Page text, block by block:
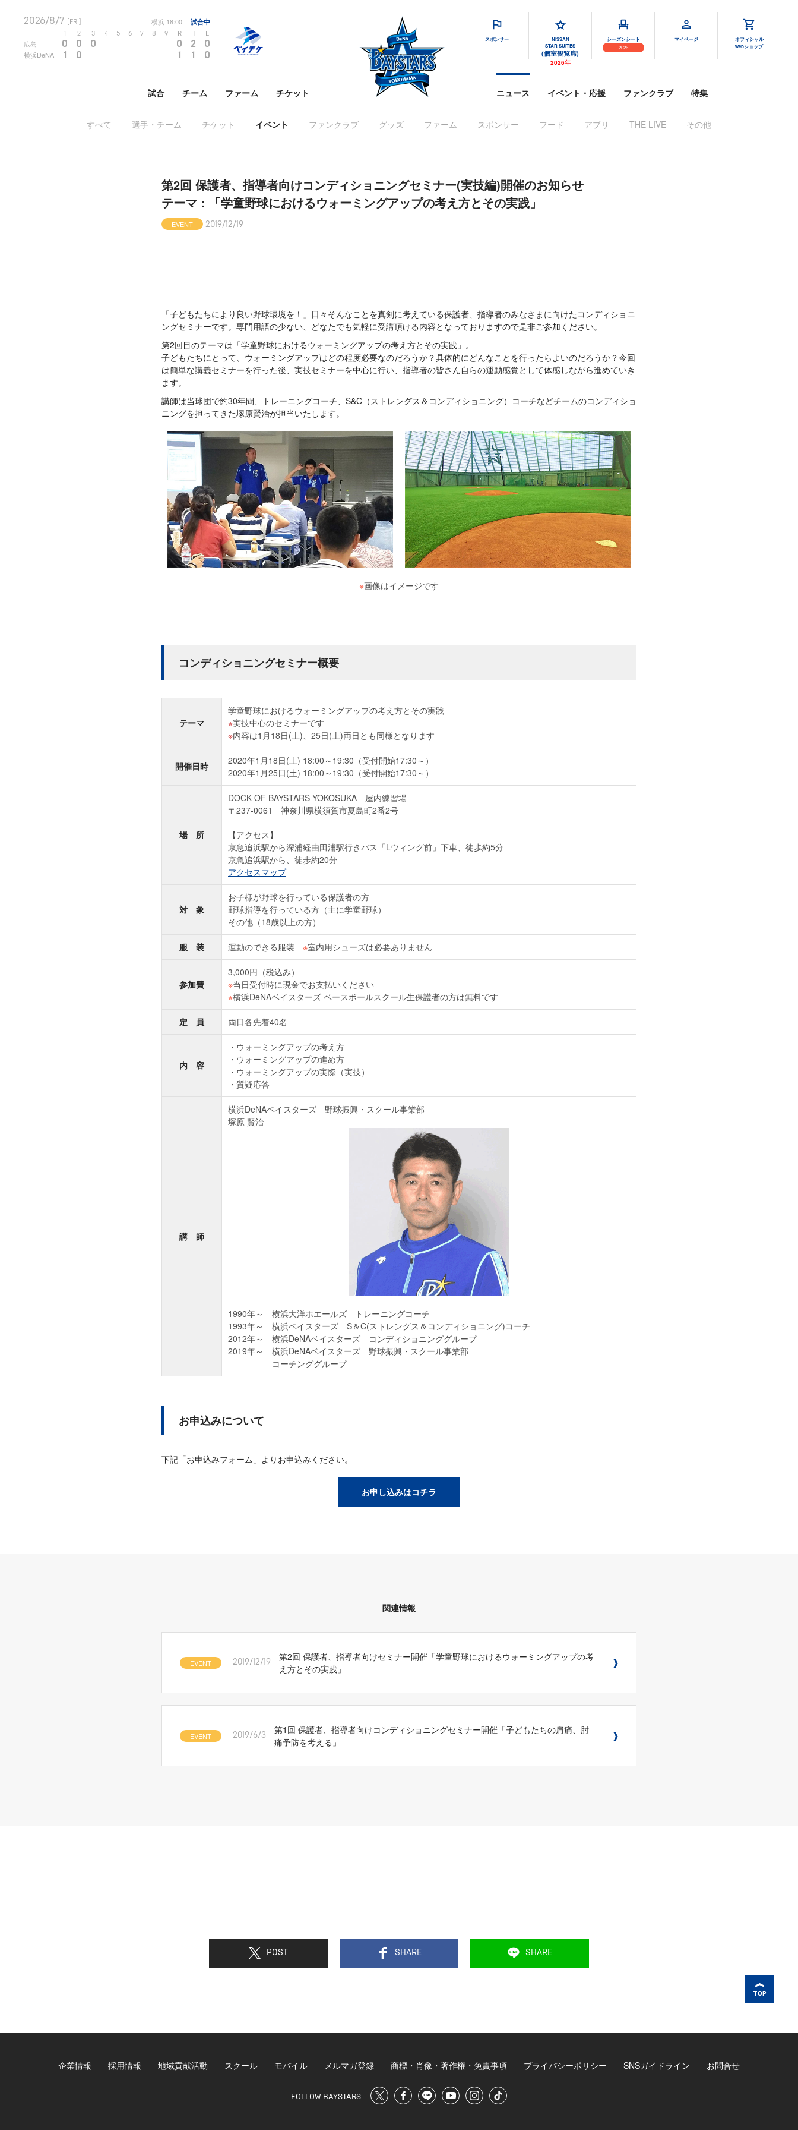
2026/8/7 [FRI] 横浜 18:00 試合中
2 3 4 5 6 7 8 9 R H E
広島 0 0 0 0 2 0
横浜DeNA 1 0 1 1 0
スポンサー
NISSAN
STAR SUITES
(個室観覧席)
2026年
シーズンシート
2026
マイページ
オフィシャル
webショップ
試合 チーム ファーム チケット ニュース イベント・応援 ファンクラブ 特集
すべて 選手・チーム チケット イベント ファンクラブ グッズ ファーム スポンサー フード アプリ THE LIVE その他
第2回 保護者、指導者向けコンディショニングセミナー(実技編)開催のお知らせ
テーマ：「学童野球におけるウォーミングアップの考え方とその実践」
EVENT 2019/12/19
「子どもたちにより良い野球環境を！」日々そんなことを真剣に考えている保護者、指導者のみなさまに向けたコンディショニ
ングセミナーです。専門用語の少ない、どなたでも気軽に受講頂ける内容となっておりますので是非ご参加ください。
第2回目のテーマは「学童野球におけるウォーミングアップの考え方とその実践」。
子どもたちにとって、ウォーミングアップはどの程度必要なのだろうか？具体的にどんなことを行ったらよいのだろうか？今回
は簡単な講義セミナーを行った後、実技セミナーを中心に行い、指導者の皆さん自らの運動感覚として体感しながら進めていき
ます。
講師は当球団で約30年間、トレーニングコーチ、S&C（ストレングス＆コンディショニング）コーチなどチームのコンディショ
ニングを担ってきた塚原賢治が担当いたします。
※画像はイメージです
コンディショニングセミナー概要
テーマ
学童野球におけるウォーミングアップの考え方とその実践
実技中心のセミナーです
内容は1月18日(土)、25日(土)両日とも同様となります
開催日時
2020年1月18日(土) 18:00～19:30（受付開始17:30～）
2020年1月25日(土) 18:00～19:30（受付開始17:30～）
場 所
DOCK OF BAYSTARS YOKOSUKA 屋内練習場
〒237‐0061 神奈川県横須賀市夏島町2番2号
【アクセス】
京急追浜駅から深浦経由田浦駅行きバス「Lウィング前」下車、徒歩約5分
京急追浜駅から、徒歩約20分
アクセスマップ
対 象
お子様が野球を行っている保護者の方
野球指導を行っている方（主に学童野球）
その他（18歳以上の方）
服 装 運動のできる服装 ※室内用シューズは必要ありません
参加費
3,000円（税込み）
※当日受付時に現金でお支払いください
※横浜DeNAベイスターズ ベースボールスクール生保護者の方は無料です
定 員 両日各先着40名
内 容
ウォーミングアップの考え方
ウォーミングアップの進め方
ウォーミングアップの実際（実技）
質疑応答
講 師
横浜DeNAベイスターズ 野球振興・スクール事業部
塚原 賢治
1990年～ 横浜大洋ホエールズ トレーニングコーチ
1993年～ 横浜ベイスターズ S＆C(ストレングス＆コンディショニング)コーチ
2012年～ 横浜DeNAベイスターズ コンディショニンググループ
2019年～ 横浜DeNAベイスターズ 野球振興・スクール事業部
コーチンググループ
お申込みについて
下記「お申込みフォーム」よりお申込みください。
お申し込みはコチラ
関連情報
EVENT 2019/12/19
第2回 保護者、指導者向けセミナー開催「学童野球におけるウォーミングアップの考
え方とその実践」
EVENT 2019/6/3
第1回 保護者、指導者向けコンディショニングセミナー開催「子どもたちの肩痛、肘
痛予防を考える」
POST SHARE SHARE
TOP
企業情報 採用情報 地域貢献活動 スクール モバイル メルマガ登録 商標・肖像・著作権・免責事項 プライバシーポリシー SNSガイドライン お問合せ
FOLLOW BAYSTARS